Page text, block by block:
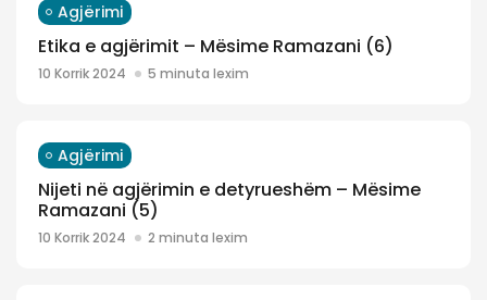
Agjërimi
Etika e agjërimit – Mësime Ramazani (6)
10 Korrik 2024 5 minuta lexim
Agjërimi
Nijeti në agjërimin e detyrueshëm – Mësime
Ramazani (5)
10 Korrik 2024 2 minuta lexim